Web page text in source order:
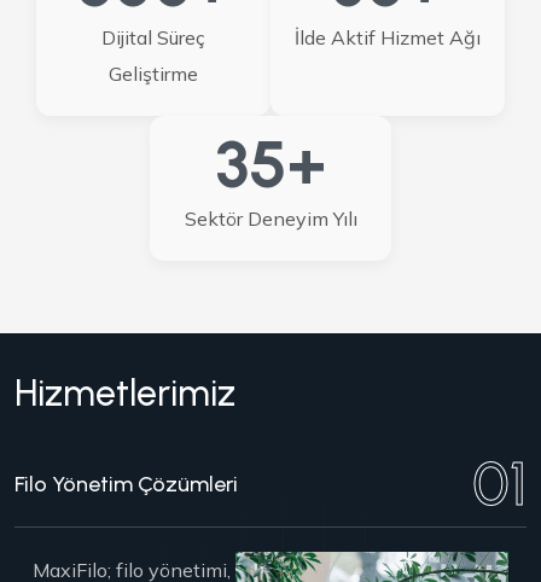
Dijital Süreç
Geliştirme
İlde Aktif Hizmet Ağı
35+
Sektör Deneyim Yılı
Hizmetlerimiz
Filo Yönetim Çözümleri 01
MaxiFilo; filo yönetimi,